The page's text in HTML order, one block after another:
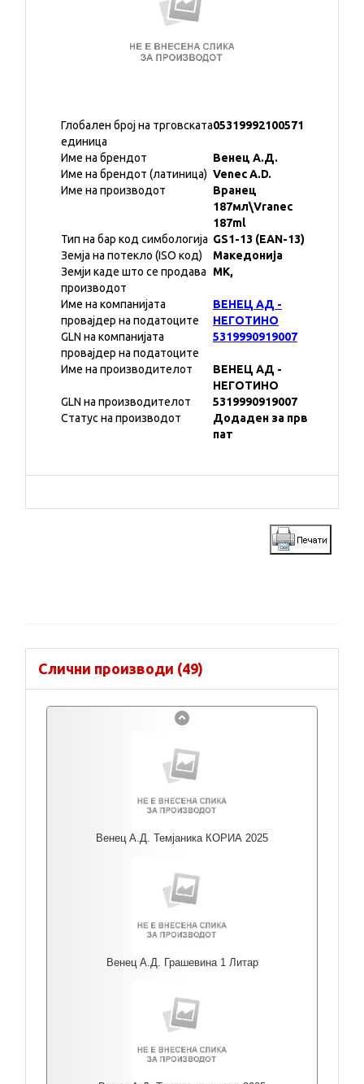
Глобален број на трговската
единица
05319992100571
Име на брендот
Венец А.Д.
Име на брендот (латиница) Venec A.D.
Име на производот
Вранец
187мл\Vranec
187ml
Тип на бар код симбологија GS1-13 (EAN-13)
Земја на потекло (ISO код)
Македонија
Земји каде што се продава
производот
MK,
Име на компанијата
провајдер на податоците
ВЕНЕЦ АД -
НЕГОТИНО
GLN на компанијата
провајдер на податоците
5319990919007
Име на производителот
ВЕНЕЦ АД -
НЕГОТИНО
GLN на производителот
5319990919007
Статус на производот
Додаден за прв
пат
Слични производи (49)
Венец А.Д. Темјаника КОРИА 2025
Венец А.Д. Грашевина 1 Литар